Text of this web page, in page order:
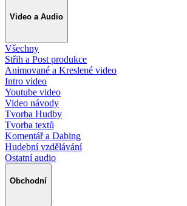
Video a Audio
Všechny
Střih a Post produkce
Animované a Kreslené video
Intro video
Youtube video
Video návody
Tvorba Hudby
Tvorba textů
Komentář a Dabing
Hudební vzdělávání
Ostatní audio
Obchodní